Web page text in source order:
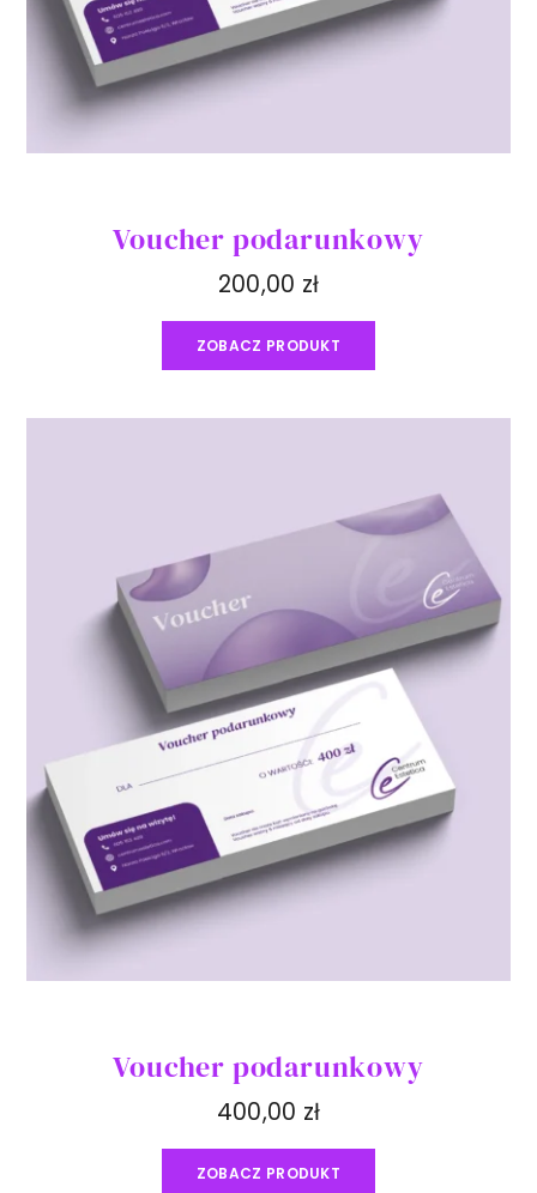
Voucher podarunkowy
200,00 zł
ZOBACZ PRODUKT
Voucher podarunkowy
400,00 zł
ZOBACZ PRODUKT